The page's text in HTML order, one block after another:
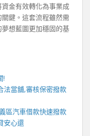
金有效轉化為事業成
鍵。這套流程雖然需
想藍圖更加穩固的基
!
法當舖,審核保密撥款
區汽車借款快速撥款
安心還